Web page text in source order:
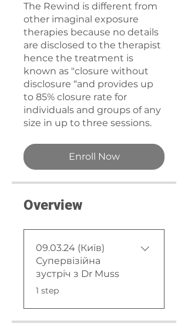
The Rewind is different from
other imaginal exposure
therapies because no details
are disclosed to the therapist
hence the treatment is
known as "closure without
disclosure “and provides up
to 85% closure rate for
individuals and groups of any
size in up to three sessions.
Enroll Now
Overview
09.03.24 (Київ)
Супервізійна
зустріч з Dr Muss
.1 step